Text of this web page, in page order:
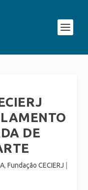
DE
, Fundação CECIERJ